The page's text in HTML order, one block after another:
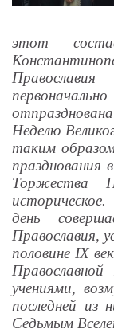
этот
Православия
Неделю
таким
празднования
Торжества
день
Православия,
половине IX
учениями,
последней из
Седьмым